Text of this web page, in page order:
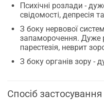
Психічні розлади -
свідомості, депресія
З боку нервової
запаморочення. Дуже
парестезія, неврит
З боку органів зору -
Спосіб застосування